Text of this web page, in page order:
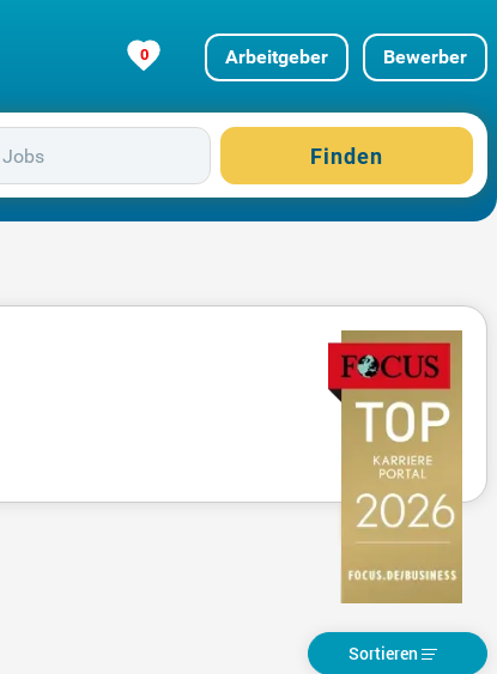
0 Arbeitgeber Bewerber
Jobs Finden
Sortieren